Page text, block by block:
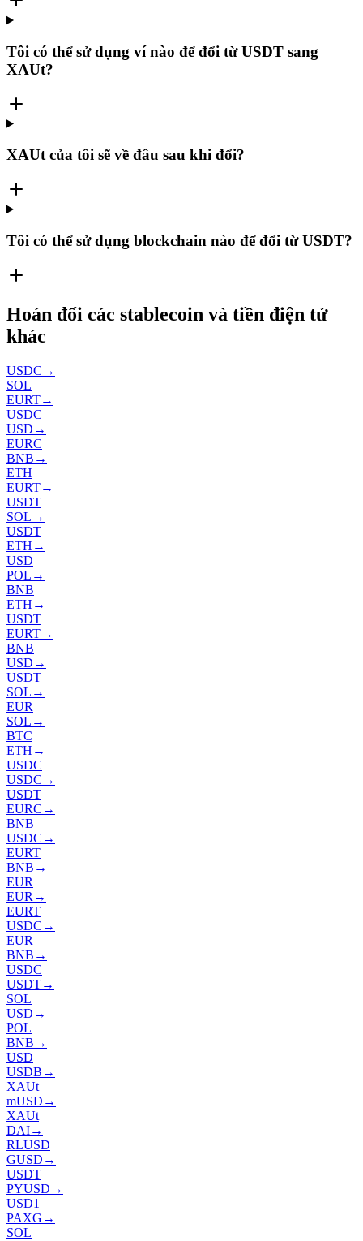
Tôi có thể sử dụng ví nào để đổi từ USDT sang
XAUt?
XAUt của tôi sẽ về đâu sau khi đổi?
Tôi có thể sử dụng blockchain nào để đổi từ USDT?
Hoán đổi các stablecoin và tiền điện tử
khác
USDC →
SOL
EURT→
USDC
USD →
EURC
BNB →
ETH
EURT→
USDT
SOL →
USDT
ETH →
USD
POL →
BNB
ETH →
USDT
EURT→
BNB
USD →
USDT
SOL →
EUR
SOL →
BTC
ETH →
USDC
USDC →
USDT
EURC →
BNB
USDC →
EURT
BNB →
EUR
EUR →
EURT
USDC →
EUR
BNB →
USDC
USDT→
SOL
USD →
POL
BNB →
USD
USDB →
XAUt
mUSD →
XAUt
DAI→
RLUSD
GUSD →
USDT
PYUSD →
USD1
PAXG →
SOL